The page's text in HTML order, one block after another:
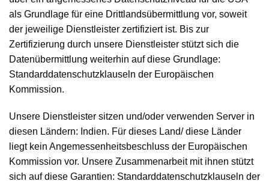
als Grundlage für eine Drittlandsübermittlung vor, soweit
der jeweilige Dienstleister zertifiziert ist. Bis zur
Zertifizierung durch unsere Dienstleister stützt sich die
Datenübermittlung weiterhin auf diese Grundlage:
Standarddatenschutzklauseln der Europäischen
Kommission.
Unsere Dienstleister sitzen und/oder verwenden Server in
diesen Ländern: Indien. Für dieses Land/ diese Länder
liegt kein Angemessenheitsbeschluss der Europäischen
Kommission vor. Unsere Zusammenarbeit mit ihnen stützt
sich auf diese Garantien: Standarddatenschutzklauseln der